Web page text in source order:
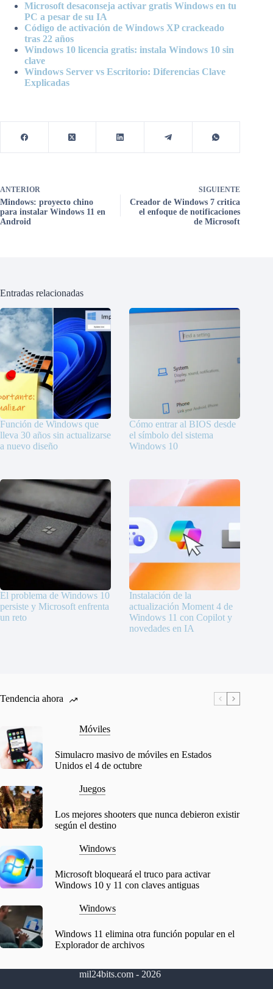
Microsoft desaconseja activar gratis Windows en tu
PC a pesar de su IA
Código de activación de Windows XP crackeado
tras 22 años
Windows 10 licencia gratis: instala Windows 10 sin
clave
Windows Server vs Escritorio: Diferencias Clave
Explicadas
ANTERIOR
Mindows: proyecto chino
para instalar Windows 11 en
Android
SIGUIENTE
Creador de Windows 7 critica
el enfoque de notificaciones
de Microsoft
Entradas relacionadas
Función de Windows que
lleva 30 años sin actualizarse
a nuevo diseño
Cómo entrar al BIOS desde
el símbolo del sistema
Windows 10
El problema de Windows 10
persiste y Microsoft enfrenta
un reto
Instalación de la
actualización Moment 4 de
Windows 11 con Copilot y
novedades en IA
Tendencia ahora
Móviles
Simulacro masivo de móviles en Estados
Unidos el 4 de octubre
Juegos
Los mejores shooters que nunca debieron existir
según el destino
Windows
Microsoft bloqueará el truco para activar
Windows 10 y 11 con claves antiguas
Windows
Windows 11 elimina otra función popular en el
Explorador de archivos
mil24bits.com - 2026